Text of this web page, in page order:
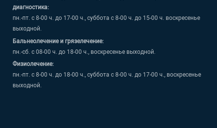
диагностика:
пн.-пт. с 8-00 ч. до 17-00 ч., суббота с 8-00 ч. до 15-00 ч. воскресенье
выходной.
Бальнеолечение и грязелечение:
пн.-сб. с 08-00 ч. до 18-00 ч., воскресенье выходной.
Физиолечение:
пн.-пт. с 8-00 ч. до 18-00 ч., суббота с 8-00 ч. до 17-00 ч., воскресенье
выходной.